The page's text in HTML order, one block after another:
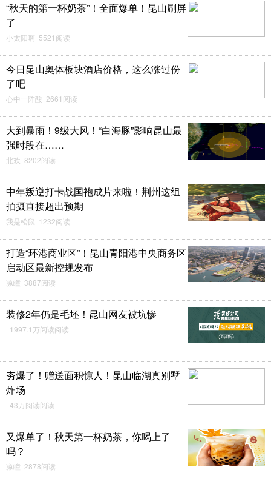
“秋天的第一杯奶茶”！全面爆单！昆山刷屏
了
小太阳啊 5521阅读
今日昆山奥体板块酒店价格，这么涨过份
了吧
心中一阵酸 2661阅读
大到暴雨！9级大风！“白海豚”影响昆山最
强时段在……
北欢 8202阅读
中年叛逆打卡战国袍成片来啦！荆州这组
拍摄直接超出预期
我是松鼠 1232阅读
打造“环港商业区”！昆山青阳港中央商务区
启动区最新控规发布
凉瞳 3887阅读
装修2年仍是毛坯！昆山网友被坑惨
1997.1万阅读阅读
夯爆了！赠送面积惊人！昆山临湖真别墅
炸场
43万阅读阅读
又爆单了！秋天第一杯奶茶，你喝上了
吗？
凉瞳 2878阅读